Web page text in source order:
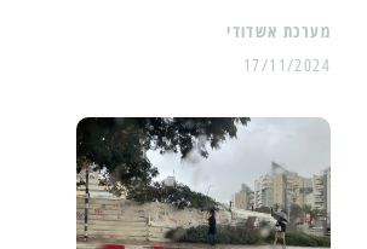
מערכת אשדודי
17/11/2024